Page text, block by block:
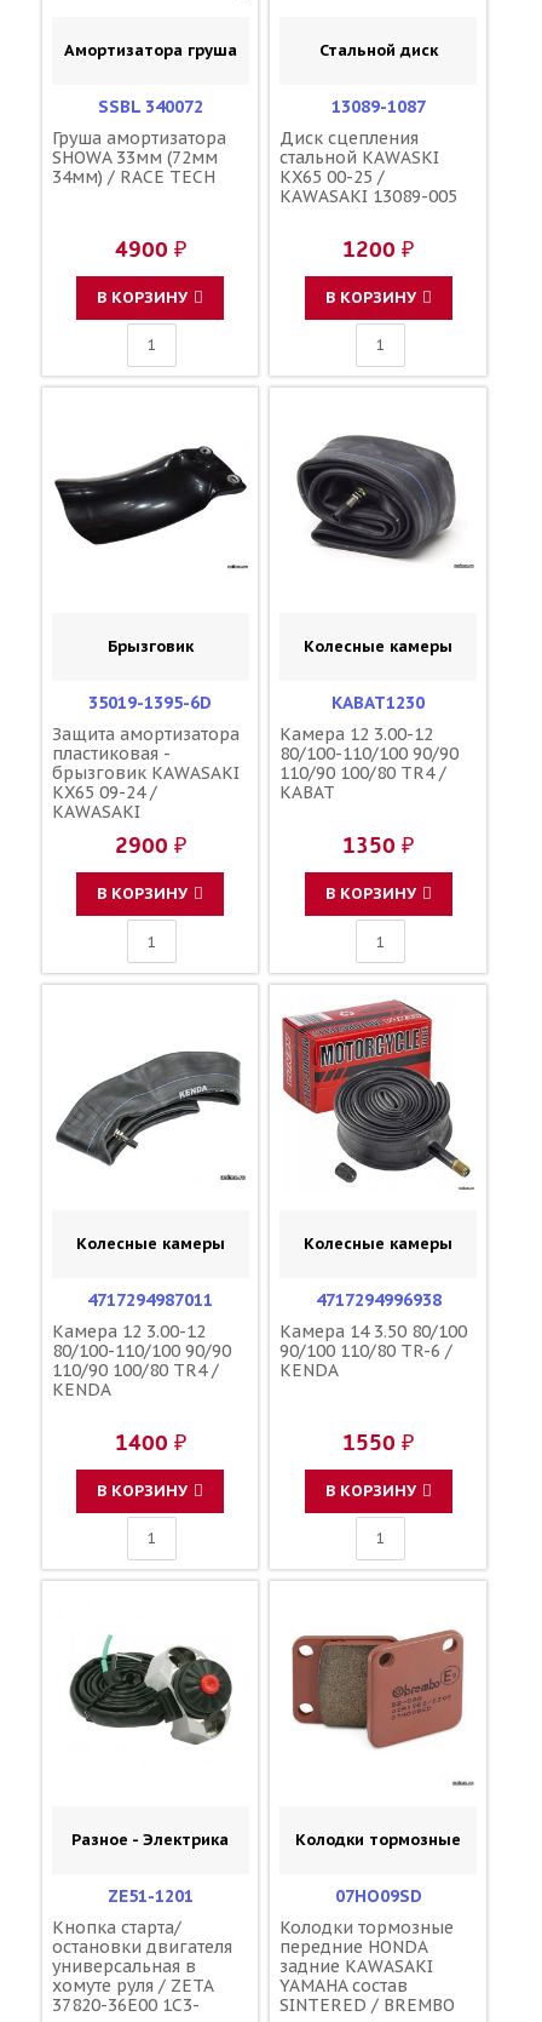
Амортизатора груша
SSBL 340072
Груша амортизатора
SHOWA 33мм (72мм
34мм) / RACE TECH
4900 ₽
В КОРЗИНУ
Стальной диск
13089-1087
Диск сцепления
стальной KAWASKI
KX65 00-25 /
KAWASAKI 13089-005
1200 ₽
В КОРЗИНУ
Брызговик
35019-1395-6D
Защита амортизатора
пластиковая -
брызговик KAWASAKI
KX65 09-24 /
KAWASAKI
2900 ₽
В КОРЗИНУ
Колесные камеры
KABAT1230
Камера 12 3.00-12
80/100-110/100 90/90
110/90 100/80 TR4 /
KABAT
1350 ₽
В КОРЗИНУ
Колесные камеры
4717294987011
Камера 12 3.00-12
80/100-110/100 90/90
110/90 100/80 TR4 /
KENDA
1400 ₽
В КОРЗИНУ
Колесные камеры
4717294996938
Камера 14 3.50 80/100
90/100 110/80 TR-6 /
KENDA
1550 ₽
В КОРЗИНУ
Разное - Электрика
ZE51-1201
Кнопка старта/
остановки двигателя
универсальная в
хомуте руля / ZETA
37820-36E00 1C3-
Колодки тормозные
07HO09SD
Колодки тормозные
передние HONDA
задние KAWASAKI
YAMAHA состав
SINTERED / BREMBO